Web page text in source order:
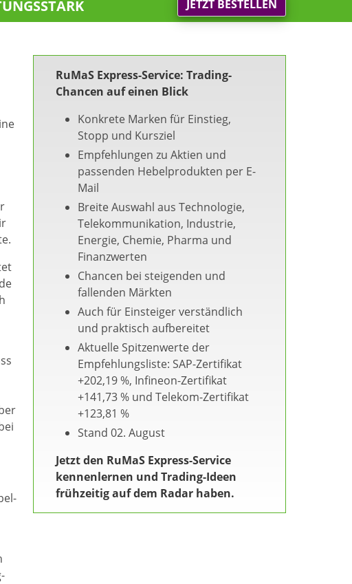
JETZT BESTELLEN
RuMaS Express-Service: Trading-
Chancen auf einen Blick
Konkrete Marken für Einstieg,
Stopp und Kursziel
Empfehlungen zu Aktien und
passenden Hebelprodukten per E-
Mail
Breite Auswahl aus Technologie,
Telekommunikation, Industrie,
Energie, Chemie, Pharma und
Finanzwerten
Chancen bei steigenden und
fallenden Märkten
Auch für Einsteiger verständlich
und praktisch aufbereitet
Aktuelle Spitzenwerte der
Empfehlungsliste: SAP-Zertifikat
+202,19 %, Infineon-Zertifikat
+141,73 % und Telekom-Zertifikat
+123,81 %
Stand 02. August
Jetzt den RuMaS Express-Service
kennenlernen und Trading-Ideen
frühzeitig auf dem Radar haben.